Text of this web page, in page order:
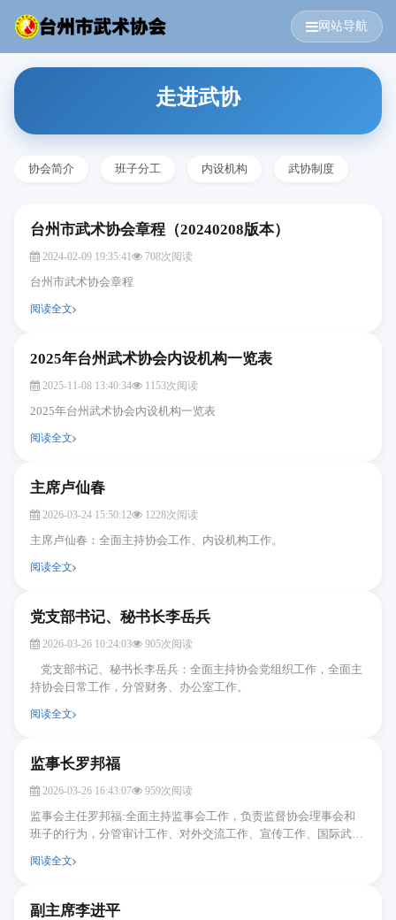
网站导航
走进武协
协会简介 班子分工 内设机构 武协制度
台州市武术协会章程（20240208版本）
2024-02-09 19:35:41 708次阅读
台州市武术协会章程
阅读全文
2025年台州武术协会内设机构一览表
2025-11-08 13:40:34 1153次阅读
2025年台州武术协会内设机构一览表
阅读全文
主席卢仙春
2026-03-24 15:50:12 1228次阅读
主席卢仙春：全面主持协会工作、内设机构工作。
阅读全文
党支部书记、秘书长李岳兵
2026-03-26 10:24:03 905次阅读
党支部书记、秘书长李岳兵：全面主持协会党组织工作，全面主
持协会日常工作，分管财务、办公室工作。
阅读全文
监事长罗邦福
2026-03-26 16:43:07 959次阅读
监事会主任罗邦福:全面主持监事会工作，负责监督协会理事会和
班子的行为，分管审计工作、对外交流工作、宣传工作、国际武术
阅读全文
副主席李进平